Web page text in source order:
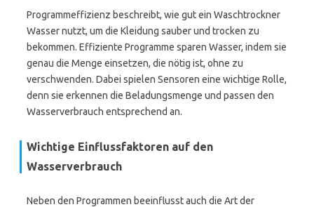
Programmeffizienz beschreibt, wie gut ein Waschtrockner
Wasser nutzt, um die Kleidung sauber und trocken zu
bekommen. Effiziente Programme sparen Wasser, indem sie
genau die Menge einsetzen, die nötig ist, ohne zu
verschwenden. Dabei spielen Sensoren eine wichtige Rolle,
denn sie erkennen die Beladungsmenge und passen den
Wasserverbrauch entsprechend an.
Wichtige Einflussfaktoren auf den
Wasserverbrauch
Neben den Programmen beeinflusst auch die Art der